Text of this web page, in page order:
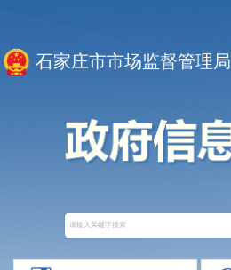
石家庄市市场监督管理局